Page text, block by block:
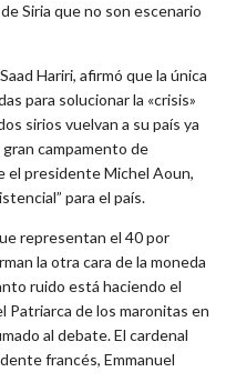
Siria que no son escenario
Hariri, afirmó que la única
para solucionar la «crisis»
sirios vuelvan a su país ya
campamento de
el presidente Michel Aoun,
para el país.
representan el 40 por
la otra cara de la moneda
ruido está haciendo el
Patriarca de los maronitas en
al debate. El cardenal
francés, Emmanuel